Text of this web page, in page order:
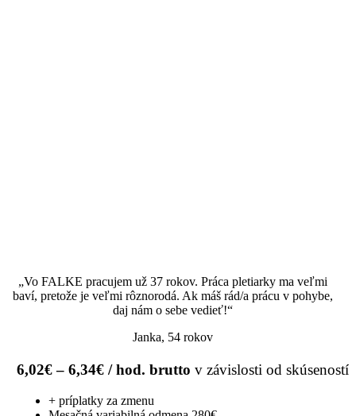
„Vo FALKE pracujem už 37 rokov. Práca pletiarky ma veľmi
baví, pretože je veľmi rôznorodá. Ak máš rád/a prácu v pohybe,
daj nám o sebe vedieť!“
Janka, 54 rokov
6,02€ – 6,34€ / hod. brutto v závislosti od skúseností
+ príplatky za zmenu